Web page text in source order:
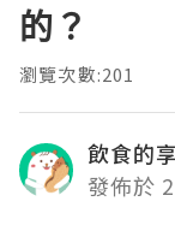
的？
瀏覽次數:201
飲食的
發佈於